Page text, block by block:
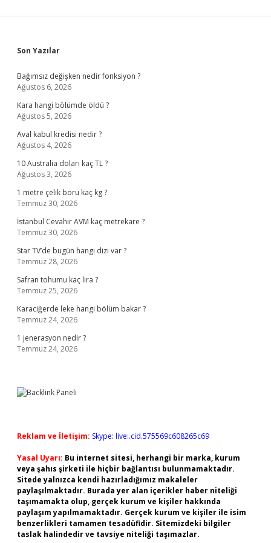
Sidebar
Son Yazılar
Bağımsız değişken nedir fonksiyon ?
Ağustos 6, 2026
Kara hangi bölümde öldü ?
Ağustos 5, 2026
Aval kabul kredisi nedir ?
Ağustos 4, 2026
10 Australia doları kaç TL ?
Ağustos 3, 2026
1 metre çelik boru kaç kg ?
Temmuz 30, 2026
İstanbul Cevahir AVM kaç metrekare ?
Temmuz 30, 2026
Star TV’de bugün hangi dizi var ?
Temmuz 28, 2026
Safran tohumu kaç lira ?
Temmuz 25, 2026
Karaciğerde leke hangi bölüm bakar ?
Temmuz 24, 2026
1 jenerasyon nedir ?
Temmuz 24, 2026
Reklam ve İletişim: Skype: live:.cid.575569c608265c69
Yasal Uyarı: Bu internet sitesi, herhangi bir marka, kurum
veya şahıs şirketi ile hiçbir bağlantısı bulunmamaktadır.
Sitede yalnızca kendi hazırladığımız makaleler
paylaşılmaktadır. Burada yer alan içerikler haber niteliği
taşımamakta olup, gerçek kurum ve kişiler hakkında
paylaşım yapılmamaktadır. Gerçek kurum ve kişiler ile isim
benzerlikleri tamamen tesadüfidir. Sitemizdeki bilgiler
taslak halindedir ve tavsiye niteliği taşımazlar.